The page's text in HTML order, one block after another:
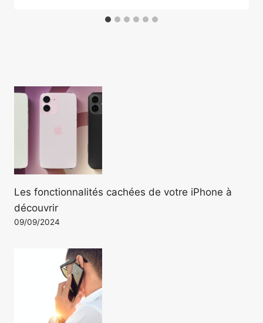
Les fonctionnalités cachées de votre iPhone à
découvrir
09/09/2024